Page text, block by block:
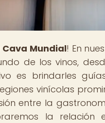
Cava Mundial! En
de los vinos,
es brindarles
vinícolas
entre la
la